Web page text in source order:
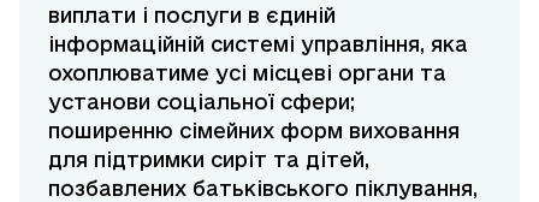
виплати і послуги в єдиній
інформаційній системі управління, яка
охоплюватиме усі місцеві органи та
установи соціальної сфери;
поширенню сімейних форм виховання
для підтримки сиріт та дітей,
позбавлених батьківського піклування,